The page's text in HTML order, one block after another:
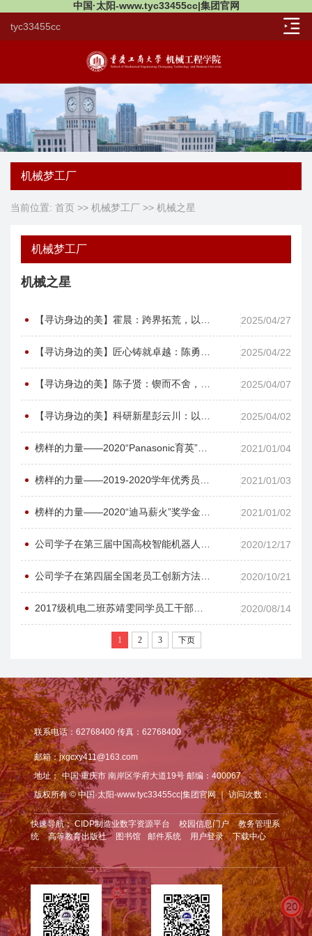
中国·太阳-www.tyc33455cc|集团官网
tyc33455cc
机械梦工厂
当前位置: 首页 >> 机械梦工厂 >> 机械之星
机械梦工厂
机械之星
2025/04/27
2025/04/22
2025/04/07
2025/04/02
2021/01/04
2021/01/03
2021/01/02
2020/12/17
2020/10/21
2020/08/14
1 2 3 下页
联系电话：62768400 传真：62768400
邮箱：jxgcxy411@163.com
地址： 中国 重庆市 南岸区学府大道19号 邮编：400067
版权所有 © 中国·太阳-www.tyc33455cc|集团官网 ｜ 访问次数：
快速导航： CIDP制造业数字资源平台 校园信息门户
教务管理系
统
高等教育出版社 图书馆 邮件系统 用户登录 下载中心